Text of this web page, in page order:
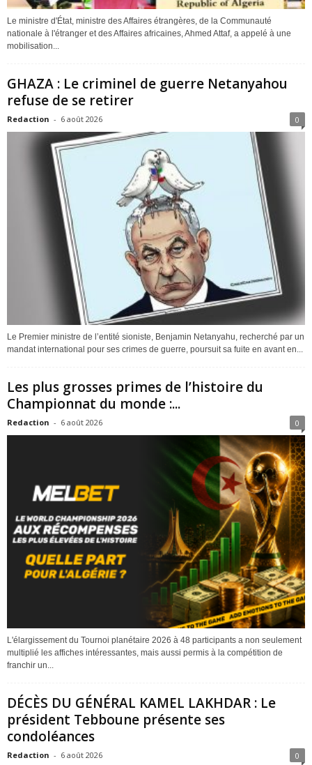
Le ministre d'État, ministre des Affaires étrangères, de la Communauté
nationale à l'étranger et des Affaires africaines, Ahmed Attaf, a appelé à une
mobilisation...
GHAZA : Le criminel de guerre Netanyahou
refuse de se retirer
Redaction - 6 août 2026 0
Le Premier ministre de l’entité sioniste, Benjamin Netanyahu, recherché par un
mandat international pour ses crimes de guerre, poursuit sa fuite en avant en...
Les plus grosses primes de l’histoire du
Championnat du monde :...
Redaction - 6 août 2026 0
L'élargissement du Tournoi planétaire 2026 à 48 participants a non seulement
multiplié les affiches intéressantes, mais aussi permis à la compétition de
franchir un...
DÉCÈS DU GÉNÉRAL KAMEL LAKHDAR : Le
président Tebboune présente ses
condoléances
Redaction - 6 août 2026 0